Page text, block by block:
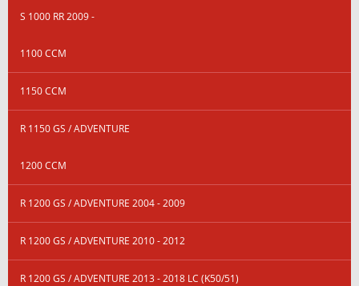
S 1000 RR 2009 -
1100 CCM
1150 CCM
R 1150 GS / ADVENTURE
1200 CCM
R 1200 GS / ADVENTURE 2004 - 2009
R 1200 GS / ADVENTURE 2010 - 2012
R 1200 GS / ADVENTURE 2013 - 2018 LC (K50/51)